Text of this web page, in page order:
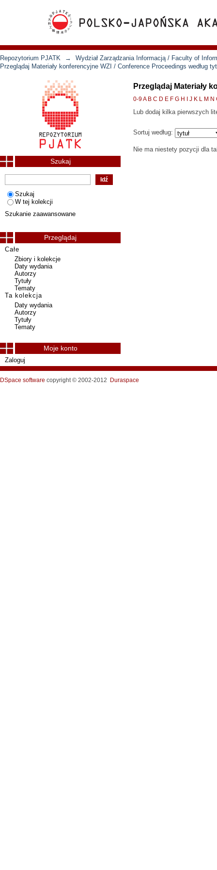
Repozytorium PJATK →
Wydział Zarządzania Informacją / Faculty of
Przeglądaj Materiały konferencyjne WZI / Conference Proceedings według
Przeglądaj Materiały
0-9A B C D E F G H J K L M N
Lub dodaj kilka pierwszych
Sortuj według:
Nie ma niestety pozycji dla
Szukaj
Szukaj
W tej kolekcji
Szukanie zaawansowane
Przeglądaj
Całe
Zbiory i kolekcje
Daty wydania
Autorzy
Tytuły
Tematy
Ta kolekcja
Daty wydania
Autorzy
Tytuły
Tematy
Moje konto
Zaloguj
DSpace software copyright © 2002-2012 Duraspace